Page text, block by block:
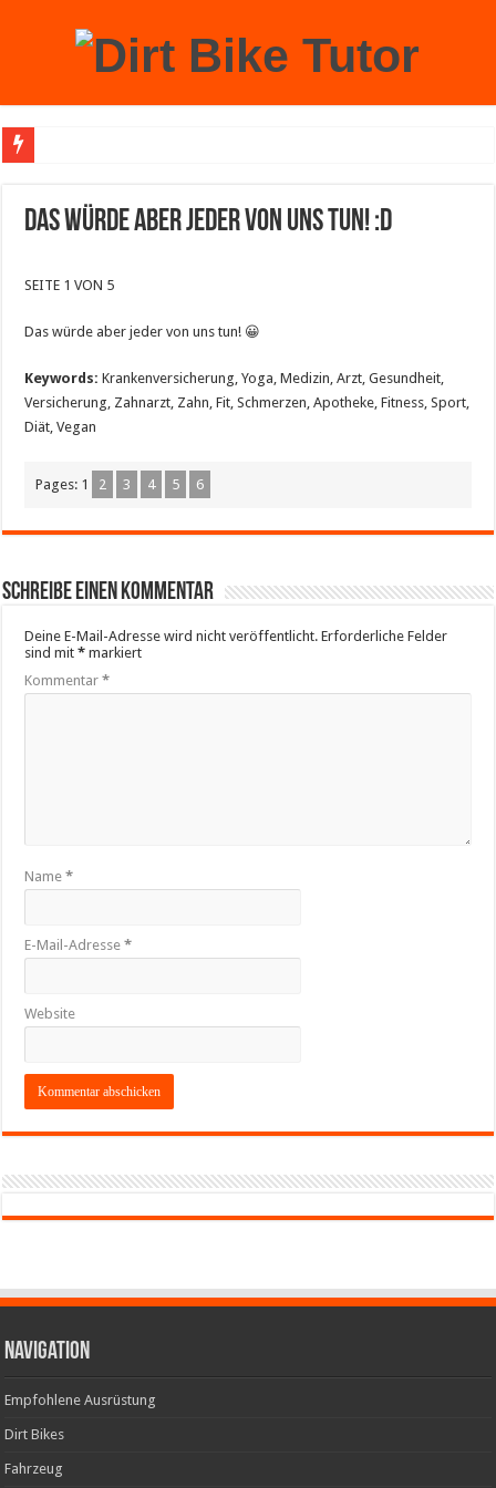
Das würde aber jeder von uns tun! :D
SEITE 1 VON 5
Das würde aber jeder von uns tun! 😀
Keywords: Krankenversicherung, Yoga, Medizin, Arzt, Gesundheit,
Versicherung, Zahnarzt, Zahn, Fit, Schmerzen, Apotheke, Fitness, Sport,
Diät, Vegan
Pages: 1 2 3 4 5 6
Schreibe einen Kommentar
Deine E-Mail-Adresse wird nicht veröffentlicht. Erforderliche Felder
sind mit* markiert
Kommentar*
Name*
E-Mail-Adresse*
Website
Navigation
Empfohlene Ausrüstung
Dirt Bikes
Fahrzeug